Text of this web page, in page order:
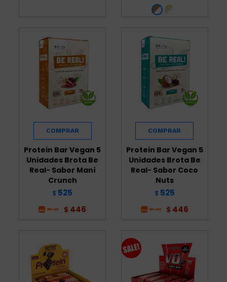
Protein Bar Vegan 5
Unidades Brota Be
Real- Sabor Maní
Crunch
$ 525
$ 446
Protein Bar Vegan 5
Unidades Brota Be
Real- Sabor Coco
Nuts
$ 525
$ 446